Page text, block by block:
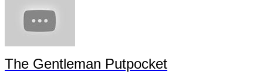
The Gentleman Putpocket